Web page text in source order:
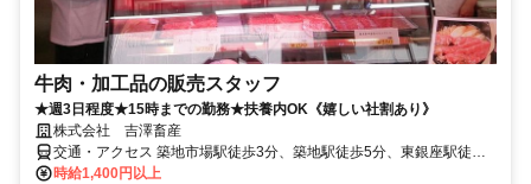
牛肉・加工品の販売スタッフ
★週3日程度★15時までの勤務★扶養内OK《嬉しい社割あり》
株式会社 吉澤畜産
交通・アクセス 築地市場駅徒歩3分、築地駅徒歩5分、東銀座駅徒歩7
分
時給1,400円以上